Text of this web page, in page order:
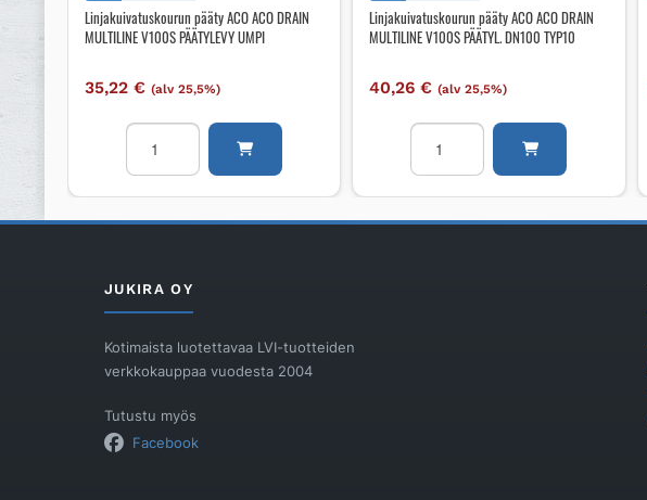
Linjakuivatuskourun pääty ACO ACO DRAIN
MULTILINE V100S PÄÄTYLEVY UMPI
35,22€ (alv 25,5%)
Linjakuivatuskourun
pääty
ACO
DRAIN
määrä
Linjakuivatuskourun pääty ACO ACO DRAIN
MULTILINE V100S PÄÄTYL. DN100 TYP10
40,26€ (alv 25,5%)
Linjakuivatuskourun
pääty
ACO
DRAIN
JUKIRA OY
Kotimaista luotettavaa LVI-tuotteiden
verkkokauppaa vuodesta 2004
Tutustu myös
Facebook